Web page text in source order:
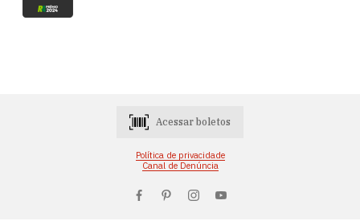
Acessar boletos
Política de privacidade
Canal de Denúncia